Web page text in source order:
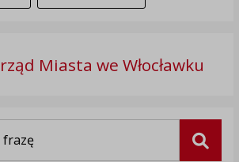
Miasta we Włocławku